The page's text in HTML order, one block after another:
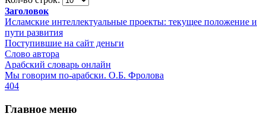
Заголовок
Исламские интеллектуальные проекты: текущее положение и
пути развития
Поступившие на сайт деньги
Слово автора
Арабский словарь онлайн
Мы говорим по-арабски. О.Б. Фролова
404
Главное меню